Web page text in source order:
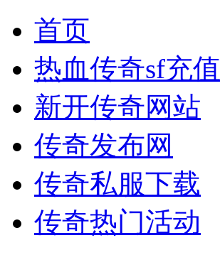
首页
热血传奇sf充值
新开传奇网站
传奇发布网
传奇私服下载
传奇热门活动